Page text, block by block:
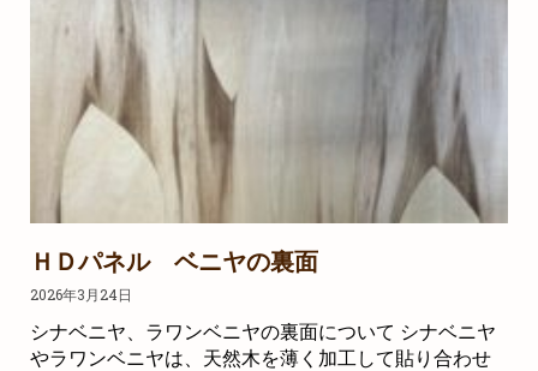
ＨＤパネル ベニヤの裏面
2026年3月24日
シナベニヤ、ラワンベニヤの裏面について シナベニヤ
やラワンベニヤは、天然木を薄く加工して貼り合わせ